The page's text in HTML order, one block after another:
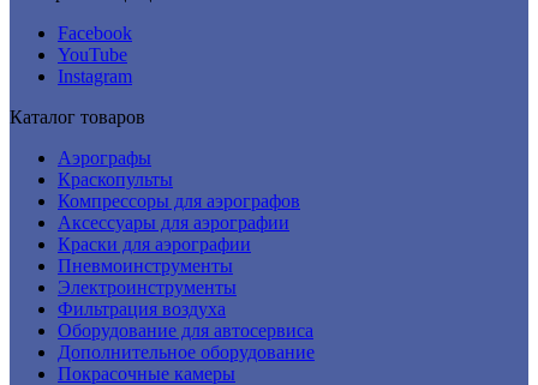
Facebook
YouTube
Instagram
Каталог товаров
Аэрографы
Краскопульты
Компрессоры для аэрографов
Аксессуары для аэрографии
Краски для аэрографии
Пневмоинструменты
Электроинструменты
Фильтрация воздуха
Оборудование для автосервиса
Дополнительное оборудование
Покрасочные камеры